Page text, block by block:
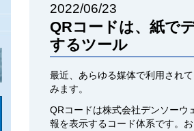
2022/06/23
QRコードは、紙で
するツール
最近、あらゆる媒体で利用され
みます。
QRコードは株式会社デンソーウ
報を表示するコード体系です。